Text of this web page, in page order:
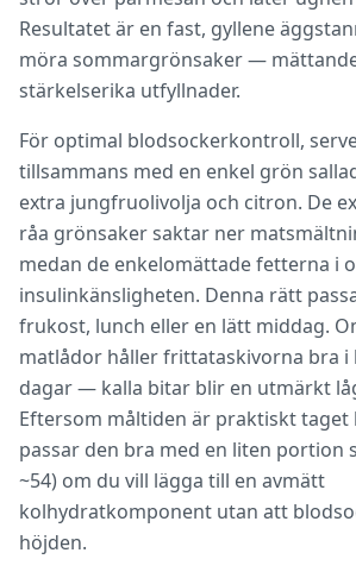
Resultatet är en fast, gyllene
möra sommargrönsaker —
stärkelserika utfyllnader.
För optimal blodsockerkontroll,
tillsammans med en enkel grön
extra jungfruolivolja och citron. De
råa grönsaker saktar ner
medan de enkelomättade fetterna i
insulinkänsligheten. Denna rätt
frukost, lunch eller en lätt middag.
matlådor håller frittataskivorna bra i
dagar — kalla bitar blir en utmärkt
Eftersom måltiden är praktiskt
passar den bra med en liten portion
~54) om du vill lägga till en avmätt
kolhydratkomponent utan att
höjden.